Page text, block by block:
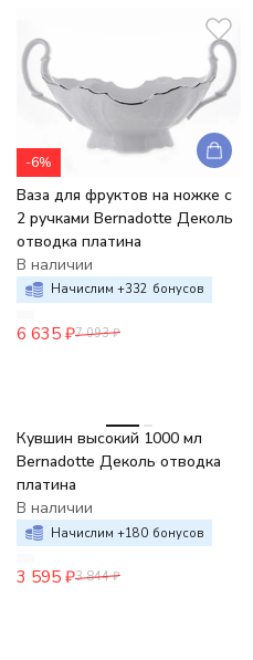
-6%
Ваза для фруктов на ножке с
2 ручками Bernadotte Деколь
отводка платина
В наличии
Начислим +332 бонусов
6 635 ₽7 093 ₽
Кувшин высокий 1000 мл
Bernadotte Деколь отводка
платина
В наличии
Начислим +180 бонусов
3 595 ₽3 844 ₽